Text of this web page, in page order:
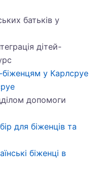
батьків у
дітей-
у Карлсруе
допомоги
для біженців та
біженці в